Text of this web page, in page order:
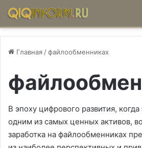
Главная /файлообменниках
В эпоху цифрового развития,
одним из самых ценных активов,
заработка на файлообменниках